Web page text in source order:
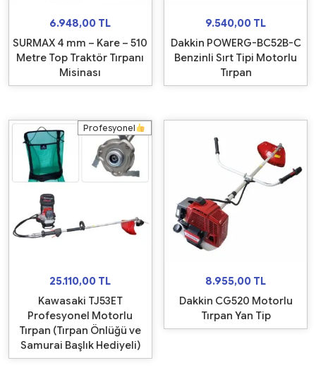
6.948,00 TL
SURMAX 4 mm – Kare – 510
Metre Top Traktör Tırpanı
Misinası
9.540,00 TL
Dakkin POWERG-BC52B-C
Benzinli Sırt Tipi Motorlu
Tırpan
Profesyonel
25.110,00 TL
Kawasaki TJ53ET
Profesyonel Motorlu
Tırpan (Tırpan Önlüğü ve
Samurai Başlık Hediyeli)
8.955,00 TL
Dakkin CG520 Motorlu
Tırpan Yan Tip